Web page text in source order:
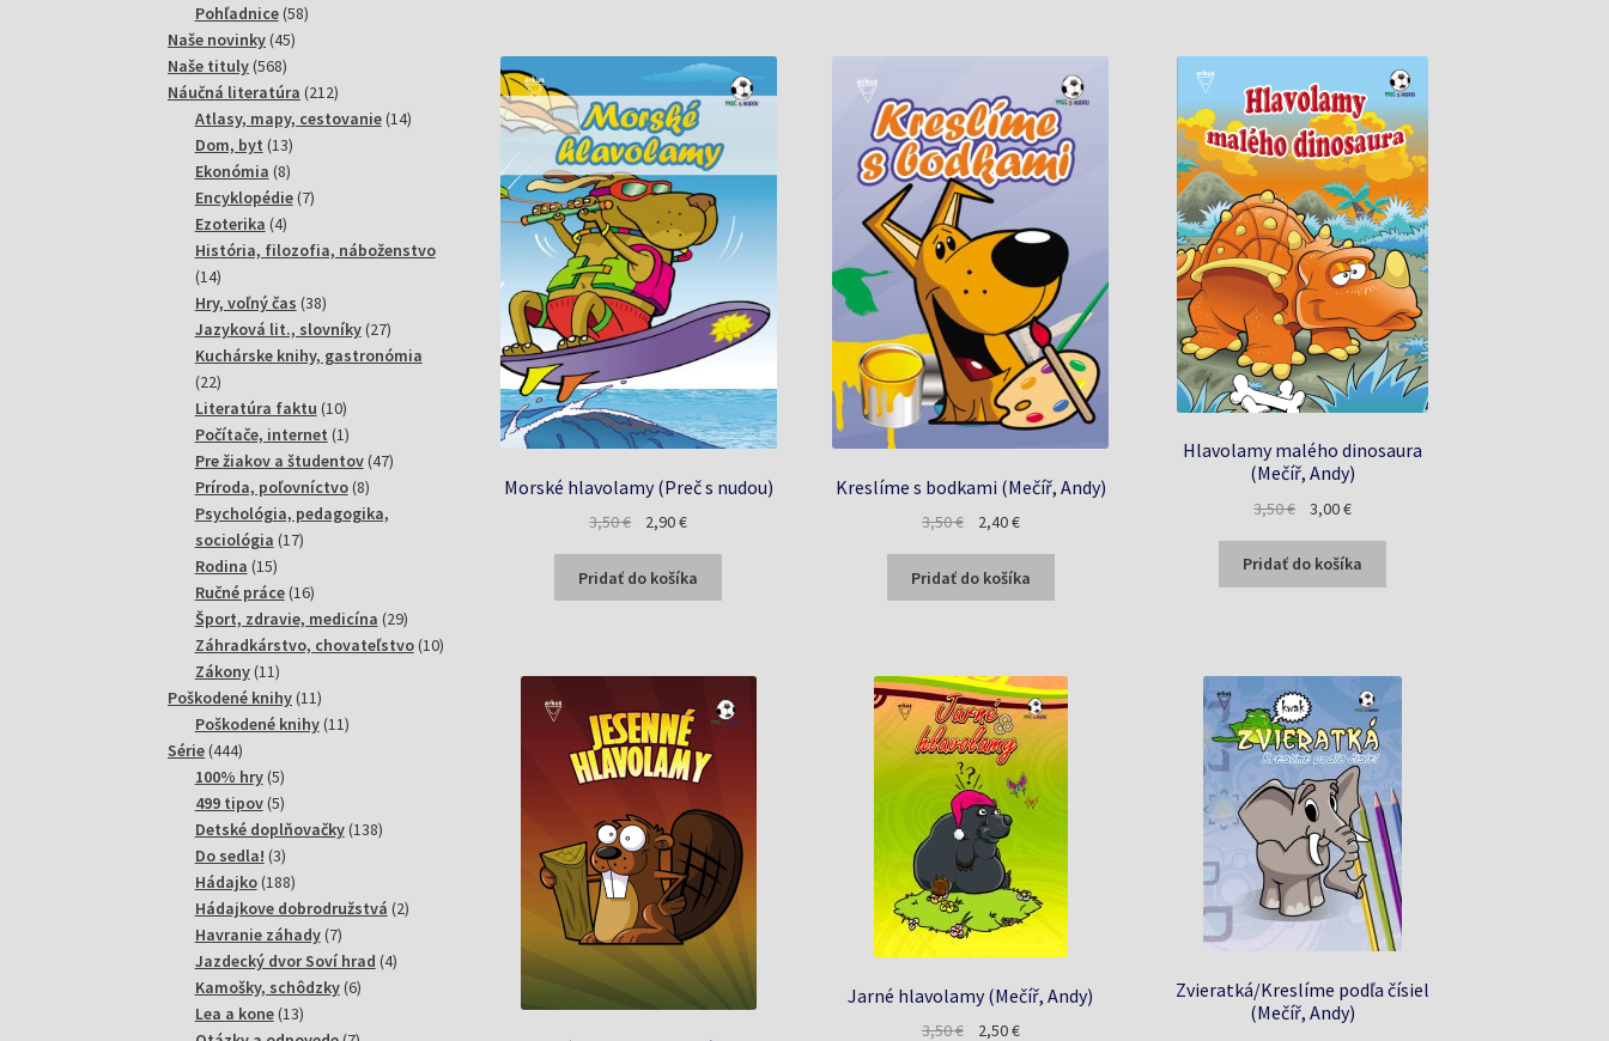
Morské hlavolamy (Preč s nudou)
3,50€
Pôvodná
bola:
3,50 €.
2,90€Aktuálna
je:
2,90 €.
Pridať do košíka
Kreslíme s bodkami (Mečíř, Andy)
3,50€
Pôvodná
bola:
3,50 €.
2,40€Aktuálna
je:
2,40 €.
Pridať do košíka
Hlavolamy malého dinosaura
(Mečíř, Andy)
3,50€
Pôvodná
bola:
3,50 €.
3,00€Aktuálna
je:
3,00 €.
Pridať do košíka
Jarné hlavolamy (Mečíř, Andy)
3,50€
Pôvodná
2,50€Aktuálna
Zvieratká/Kreslíme podľa čísiel
(Mečíř, Andy)
Pohľadnice 5858
Naše novinky 4545
Naše tituly 568568
produktov
Náučná literatúra 212212
produktov
Atlasy, mapy, cestovanie 1414
Dom, byt 1313
produktov
Ekonómia 88
produktov
Encyklopédie 77
Ezoterika 44
produkty
História, filozofia, náboženstvo
1414
produktov
Hry, voľný čas 3838
produktov
Jazyková lit., slovníky 2727
produktov
Kuchárske knihy, gastronómia
2222
produktov
Literatúra faktu 1010
produktov
Počítače, internet 11
produkt
Pre žiakov a študentov 4747
Príroda, poľovníctvo 88
produktov
Psychológia, pedagogika,
sociológia 1717
Rodina 1515
produktov
Ručné práce 1616
produktov
Šport, zdravie, medicína 2929
produktov
Záhradkárstvo, chovateľstvo 1010
Zákony 1111
produktov
Poškodené knihy 1111
produktov
Poškodené knihy 1111
Série 444444
produktov
100% hry 55
produktov
499 tipov 55
produktov
Detské doplňovačky 138138
Do sedla! 33
produkty
Hádajko 188188
produktov
Hádajkove dobrodružstvá 22
Havranie záhady 77
produktov
Jazdecký dvor Soví hrad 44
Kamošky, schôdzky 66
Lea a kone 1313